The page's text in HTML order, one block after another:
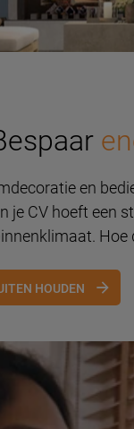
en
je CV hoeft een
Hoe
HOUDEN